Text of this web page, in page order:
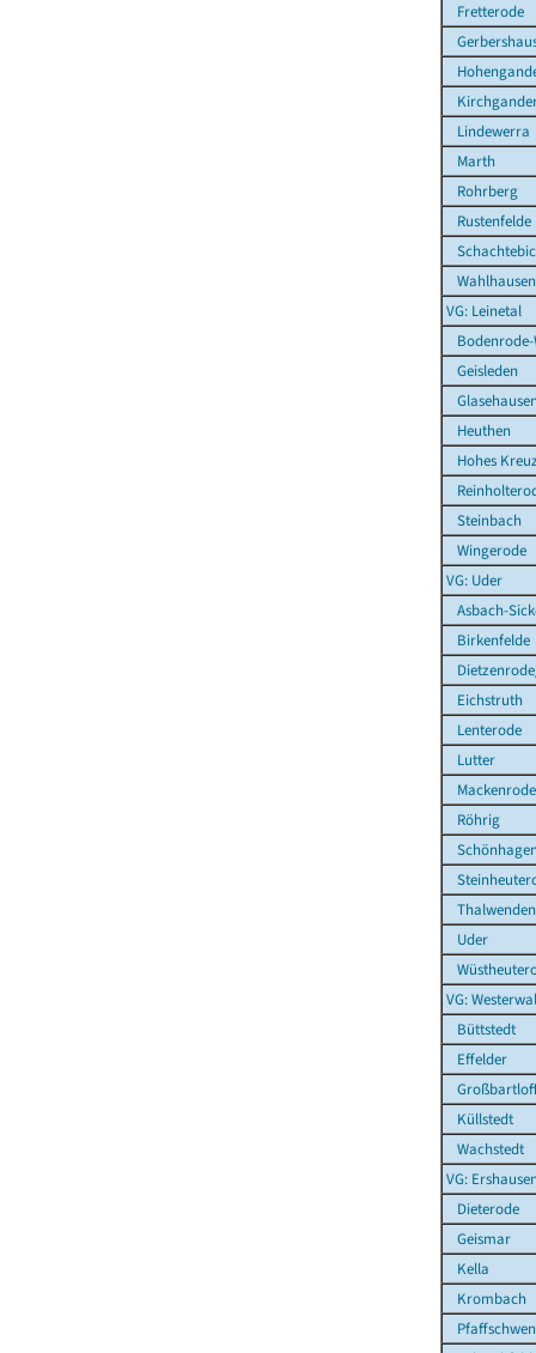
Fretterode
Lindewerra
Marth
Rohrberg
Rustenfelde
Wahlhausen
VG: Leinetal
Bodenrode-
Geisleden
Heuthen
Hohes
Steinbach
Wingerode
VG: Uder
Asbach-
Birkenfelde
Eichstruth
Lenterode
Lutter
Mackenrode
Röhrig
Thalwenden
Uder
VG:
Büttstedt
Effelder
Küllstedt
Wachstedt
VG:
Dieterode
Geismar
Kella
Krombach